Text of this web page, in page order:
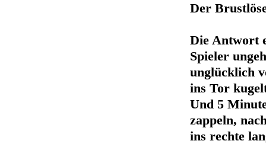
Der
Die Antwort
Spieler
unglücklich
ins Tor
Und 5
zappeln,
ins rechte